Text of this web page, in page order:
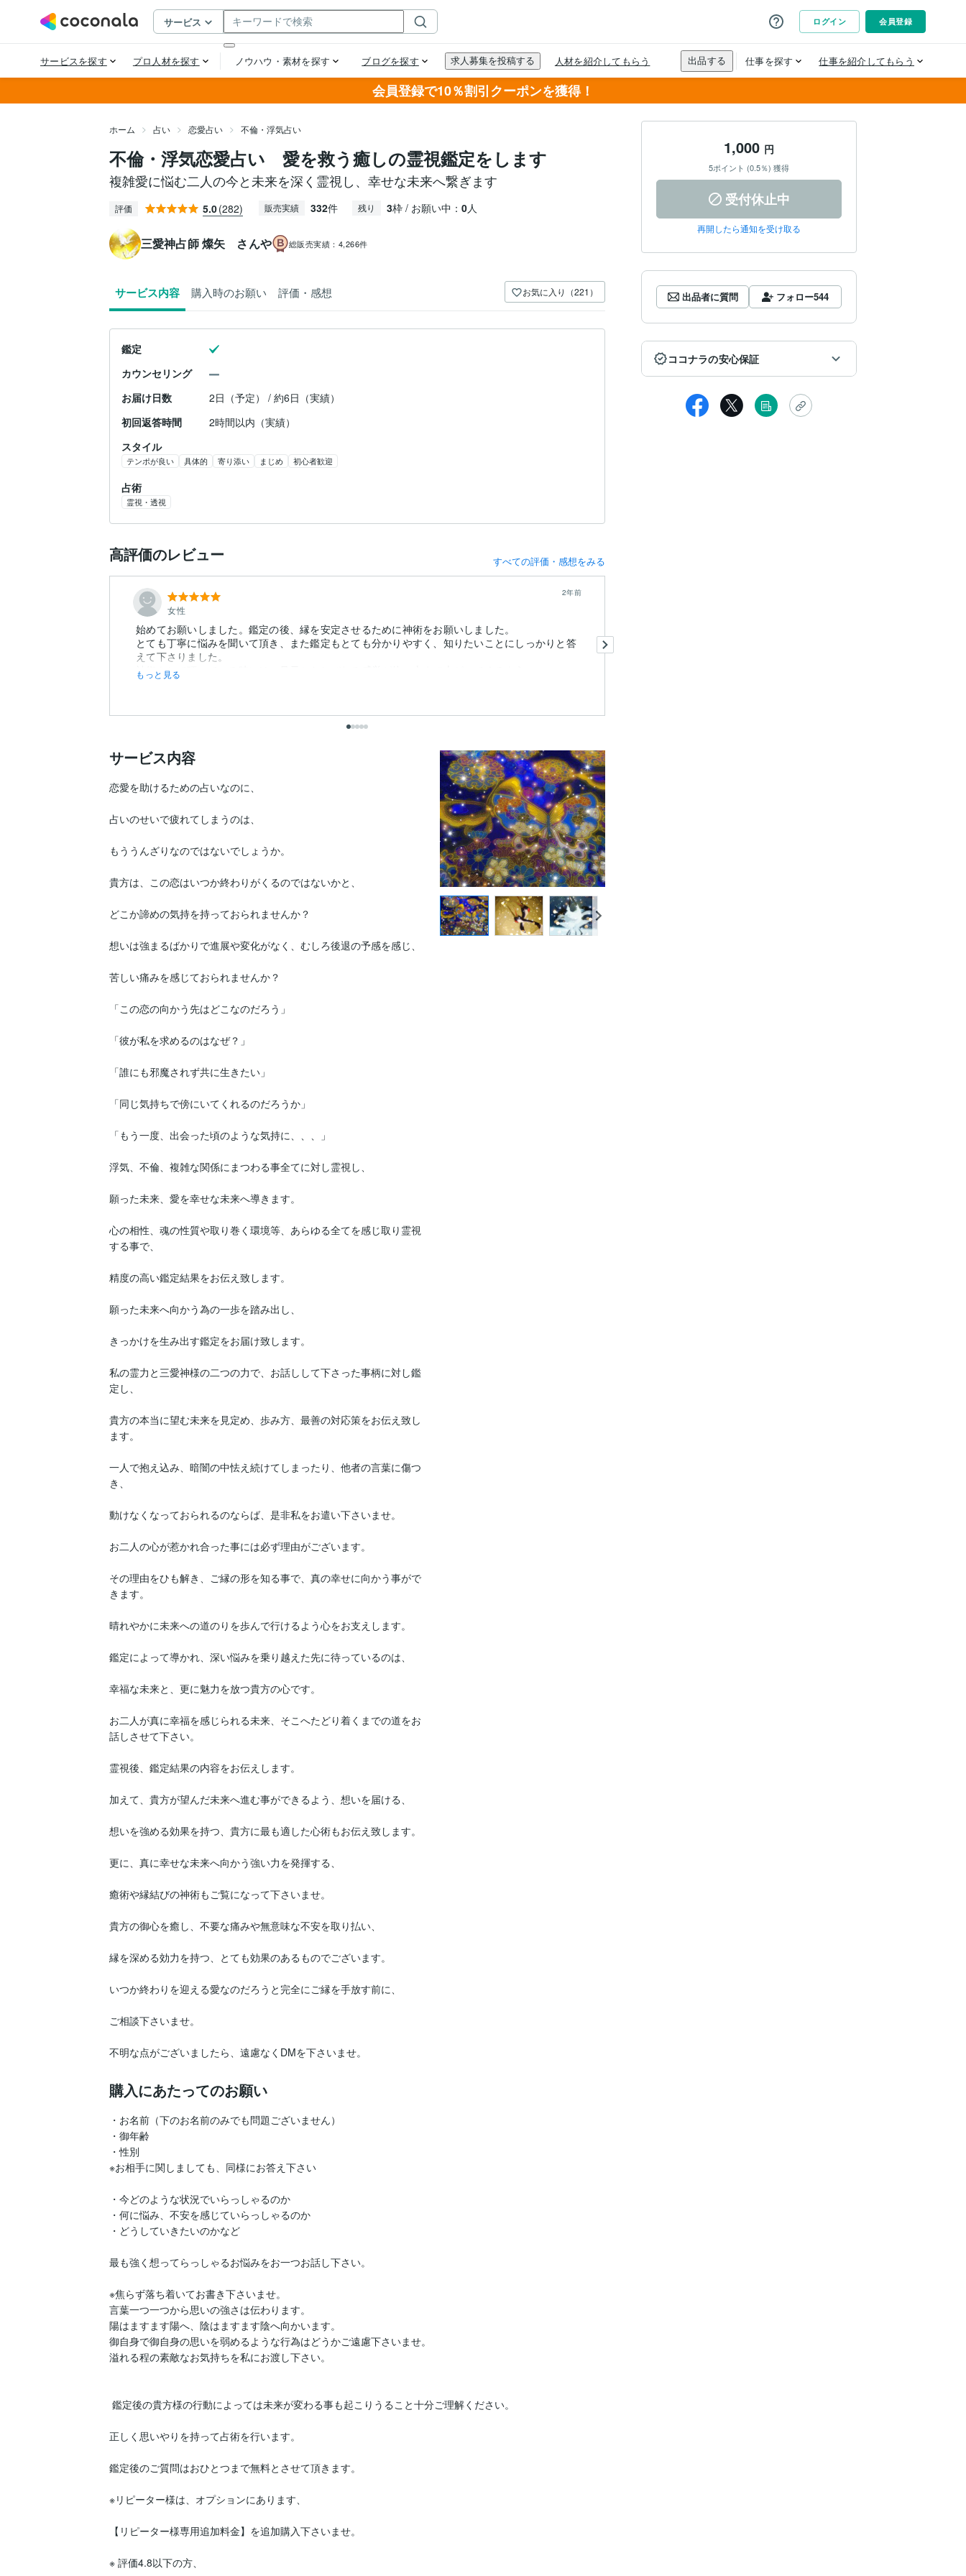
会員登録で10％割引クーポンを獲得！
ホーム 占い 恋愛占い 不倫・浮気占い
不倫・浮気恋愛占い 愛を救う癒しの霊視鑑定をします
複雑愛に悩む二人の今と未来を深く霊視し、幸せな未来へ繋ぎます
評価 5.0(282) 販売実績 332件 残り 3枠 / お願い中： 0人
三愛神占師 燦矢 さんや 総販売実績： 4,266件
サービス内容 購入時のお願い 評価・感想 お気に入り（221）
鑑定
カウンセリング
お届け日数
2日（予定） / 約6日（実績）
初回返答時間
2時間以内（実績）
スタイル
テンポが良い 具体的 寄り添い まじめ 初心者歓迎
占術
霊視・透視
高評価のレビュー すべての評価・感想をみる
女性
2年前
始めてお願いしました。鑑定の後、縁を安定させるために神術をお願いしました。
とても丁寧に悩みを聞いて頂き、また鑑定もとても分かりやすく、知りたいことにしっかりと答
えて下さりました。
神術をして頂いている時には、足元からしびれる感覚が体の上まで上がってくるよう...
もっと見る
サービス内容
恋愛を助けるための占いなのに、
占いのせいで疲れてしまうのは、
もううんざりなのではないでしょうか。
貴方は、この恋はいつか終わりがくるのではないかと、
どこか諦めの気持を持っておられませんか？
想いは強まるばかりで進展や変化がなく、むしろ後退の予感を感じ、
苦しい痛みを感じておられませんか？
「この恋の向かう先はどこなのだろう」
「彼が私を求めるのはなぜ？」
「誰にも邪魔されず共に生きたい」
「同じ気持ちで傍にいてくれるのだろうか」
「もう一度、出会った頃のような気持に、、、」
浮気、不倫、複雑な関係にまつわる事全てに対し霊視し、
願った未来、愛を幸せな未来へ導きます。
心の相性、魂の性質や取り巻く環境等、あらゆる全てを感じ取り霊視
する事で、
精度の高い鑑定結果をお伝え致します。
願った未来へ向かう為の一歩を踏み出し、
きっかけを生み出す鑑定をお届け致します。
私の霊力と三愛神様の二つの力で、お話しして下さった事柄に対し鑑
定し、
貴方の本当に望む未来を見定め、歩み方、最善の対応策をお伝え致し
ます。
一人で抱え込み、暗闇の中怯え続けてしまったり、他者の言葉に傷つ
き、
動けなくなっておられるのならば、是非私をお遣い下さいませ。
お二人の心が惹かれ合った事には必ず理由がございます。
その理由をひも解き、ご縁の形を知る事で、真の幸せに向かう事がで
きます。
晴れやかに未来への道のりを歩んで行けるよう心をお支えします。
鑑定によって導かれ、深い悩みを乗り越えた先に待っているのは、
幸福な未来と、更に魅力を放つ貴方の心です。
お二人が真に幸福を感じられる未来、そこへたどり着くまでの道をお
話しさせて下さい。
霊視後、鑑定結果の内容をお伝えします。
加えて、貴方が望んだ未来へ進む事ができるよう、想いを届ける、
想いを強める効果を持つ、貴方に最も適した心術もお伝え致します。
更に、真に幸せな未来へ向かう強い力を発揮する、
癒術や縁結びの神術もご覧になって下さいませ。
貴方の御心を癒し、不要な痛みや無意味な不安を取り払い、
縁を深める効力を持つ、とても効果のあるものでございます。
いつか終わりを迎える愛なのだろうと完全にご縁を手放す前に、
ご相談下さいませ。
不明な点がございましたら、遠慮なくDMを下さいませ。
購入にあたってのお願い
・お名前（下のお名前のみでも問題ございません）
・御年齢
・性別
※お相手に関しましても、同様にお答え下さい
・今どのような状況でいらっしゃるのか
・何に悩み、不安を感じていらっしゃるのか
・どうしていきたいのかなど
最も強く想ってらっしゃるお悩みをお一つお話し下さい。
※焦らず落ち着いてお書き下さいませ。
言葉一つ一つから思いの強さは伝わります。
陽はますます陽へ、陰はますます陰へ向かいます。
御自身で御自身の思いを弱めるような行為はどうかご遠慮下さいませ。
溢れる程の素敵なお気持ちを私にお渡し下さい。
正しく思いやりを持って占術を行います。
鑑定後のご質問はおひとつまで無料とさせて頂きます。
※リピーター様は、オプションにあります、
【リピーター様専用追加料金】を追加購入下さいませ。
※ 評価4.8以下の方、
1,000 円
5ポイント (0.5％) 獲得
受付休止中
再開したら通知を受け取る
出品者に質問 フォロー544
ココナラの安心保証